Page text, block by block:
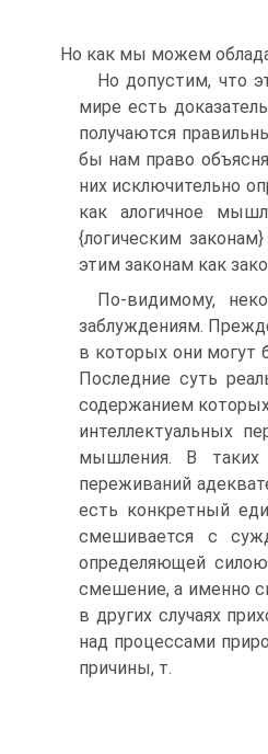
Но как мы можем
Но допустим, что
мире есть
получаются
бы нам право
них исключительно
как алогичное
{логическим
этим законам как
По-видимому,
заблуждениям.
в которых они могут
Последние суть
содержанием
интеллектуальных
мышления. В таких
переживаний
есть конкретный
смешивается с
определяющей
смешение, а именно
в других случаях
над процессами
причины, т.